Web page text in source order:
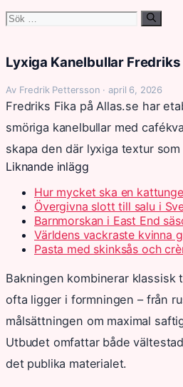
Sök
Lyxiga Kanelbullar
Av Fredrik Pettersson · april 6, 2026
Fredriks Fika på Allas.se har
smöriga kanelbullar med
skapa den där lyxiga textur
Liknande inlägg
Hur mycket ska en
Övergivna slott till salu i
Barnmorskan i East End
Världens vackraste kvinna
Pasta med skinksås och
Bakningen kombinerar klassisk
ofta ligger i formningen – från
målsättningen om maximal
Utbudet omfattar både
det publika materialet.